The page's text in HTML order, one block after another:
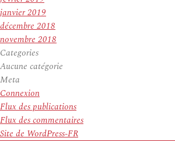
janvier 2019
décembre 2018
novembre 2018
Categories
Aucune catégorie
Meta
Connexion
Flux des publications
Flux des commentaires
Site de WordPress-FR